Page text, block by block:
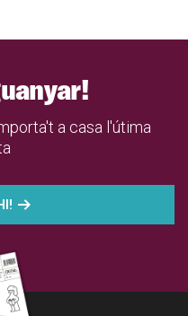
a casa l'útima